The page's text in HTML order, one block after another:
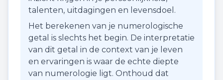
talenten, uitdagingen en levensdoel.
Het berekenen van je numerologische
getal is slechts het begin. De interpretatie
van dit getal in de context van je leven
en ervaringen is waar de echte diepte
van numerologie ligt. Onthoud dat